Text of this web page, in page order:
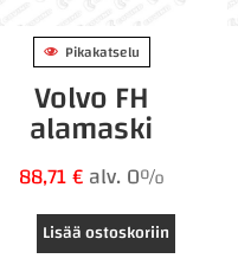
Pikakatselu
Volvo FH
alamaski
88,71€alv. 0%
Lisää ostoskoriin